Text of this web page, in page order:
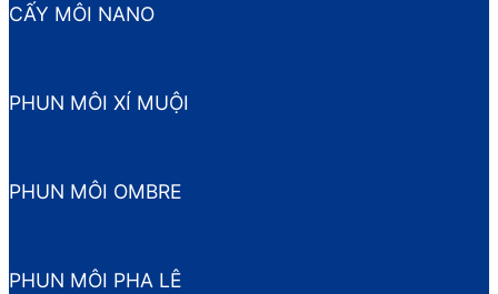
CẤY MÔI NANO
PHUN MÔI XÍ MUỘI
PHUN MÔI OMBRE
PHUN MÔI PHA LÊ